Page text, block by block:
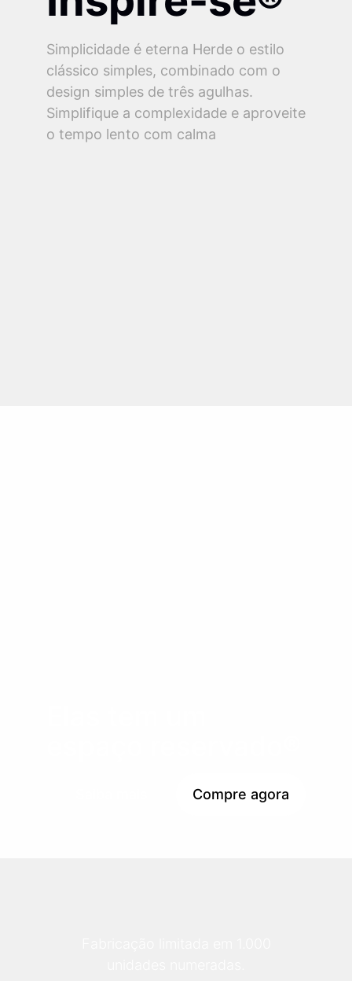
Simplicidade é eterna Herde o estilo
clássico simples, combinado com o
design simples de três agulhas.
Simplifique a complexidade e aproveite
o tempo lento com calma
Compre agora